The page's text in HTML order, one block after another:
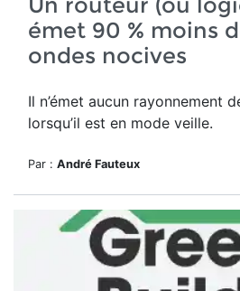
émet 90 % moins
ondes nocives
Il n’émet aucun rayonnement
lorsqu’il est en mode veille.
Par : André Fauteux